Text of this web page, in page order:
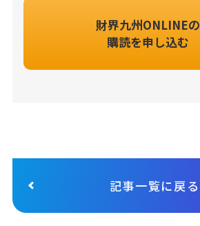
財界九州ONLINEの
購読を申し込む
記事一覧に戻る